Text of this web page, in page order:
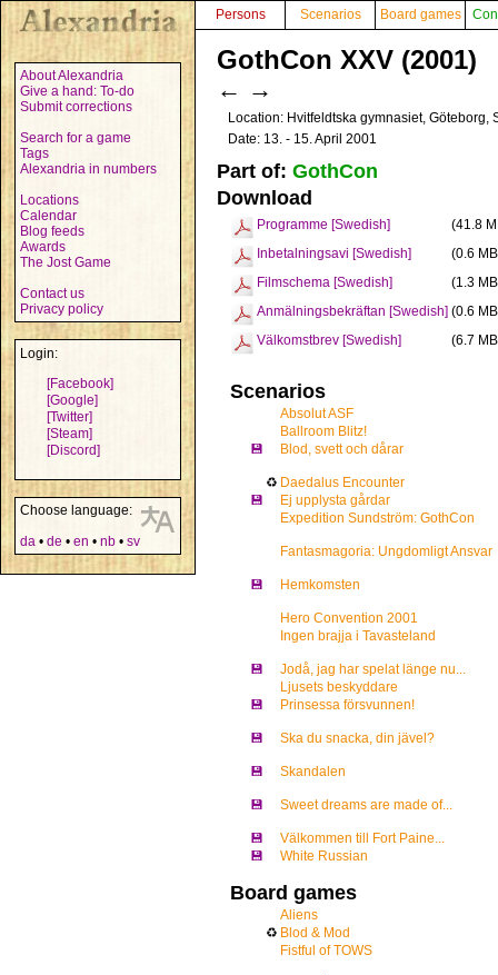
About Alexandria
Give a hand: To-do
Submit corrections
Search for a game
Tags
Alexandria in numbers
Locations
Calendar
Blog feeds
Awards
The Jost Game
Contact us
Privacy policy
Login:
[Facebook]
[Google]
[Twitter]
[Steam]
[Discord]
Choose language:
da • de • en • nb • sv
Persons Scenarios Board games
GothCon XXV (2001)
← →
Location: Hvitfeldtska gymnasiet, Göteborg,
Date: 13. - 15. April 2001
Part of: GothCon
Download
Programme [Swedish]
(41.8
Inbetalningsavi [Swedish]
(0.6
Filmschema [Swedish]
(1.3
Anmälningsbekräftan [Swedish] (0.6
Välkomstbrev [Swedish]
(6.7
Scenarios
Absolut ASF
Ballroom Blitz!
💾
Blod, svett och dårar
♻ Daedalus Encounter
💾
Ej upplysta gårdar
Expedition Sundström: GothCon
Fantasmagoria: Ungdomligt Ansvar
💾 Hemkomsten
Hero Convention 2001
Ingen brajja i Tavasteland
💾
Jodå, jag har spelat länge nu...
Ljusets beskyddare
💾
Prinsessa försvunnen!
💾 Ska du snacka, din jävel?
💾 Skandalen
💾 Sweet dreams are made of...
💾
Välkommen till Fort Paine...
💾
White Russian
Board games
Aliens
♻ Blod & Mod
Fistful of TOWS